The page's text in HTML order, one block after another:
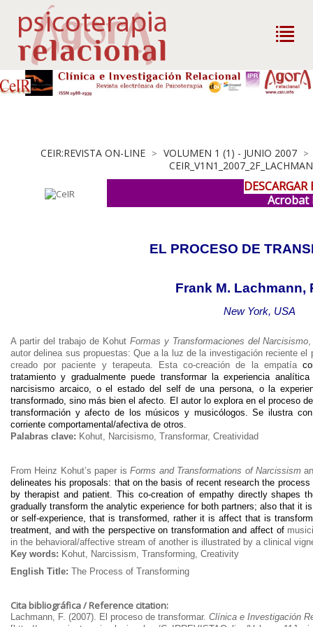
CEIR:REVISTA ON-LINE > VOLUMEN 1 (1) - JUNIO 2007 >
CEIR_V1N1_2007_2F_LACHMAN
DESCARGAR
Acrobat
EL PROCESO DE
Frank M. Lachmann,
New York, USA
A partir del trabajo de Kohut Formas y Transformaciones del Narcisismo,
autor delinea sus propuestas: Que a la luz de la investigación reciente
creado por paciente y terapeuta. Esta co-creación de la empatía
tratamiento y gradualmente puede transformar la experiencia
narcisismo arcaico, o el estado del self de una persona, o la
transformado, sino más bien el afecto. El autor lo explora en el proceso
transformación y afecto de los músicos y musicólogos. Se ilustra
corriente comportamental/afectiva de otros.
Palabras clave: Kohut, Narcisismo, Transformar, Creatividad
From Heinz Kohut’s paper isForms and Transformations of Narcissism
delineates his proposals: that on the basis of recent research the
by therapist and patient. This co-creation of empathy directly shapes
gradually transform the analytic experience for both partners; also that it
or self-experience, that is transformed, rather it is affect that is
treatment, and with the perspective on transformation and affect of
in the behavioral/affective stream of another is illustrated by a clinical
Key words: Kohut, Narcissism, Transforming, Creativity
English Title: The Process of Transforming
Cita bibliográfica / Reference citation:
Lachmann, F. (2007). El proceso de transformar. Clínica e Investigación